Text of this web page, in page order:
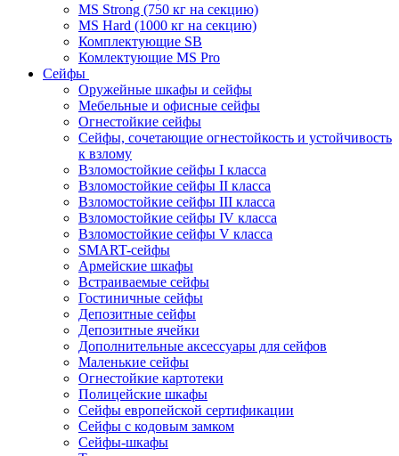
MS Strong (750 кг на секцию)
MS Hard (1000 кг на секцию)
Комплектующие SB
Комлектующие MS Pro
Сейфы
Оружейные шкафы и сейфы
Мебельные и офисные сейфы
Огнестойкие сейфы
Сейфы, сочетающие огнестойкость и устойчивость
к взлому
Взломостойкие сейфы I класса
Взломостойкие сейфы II класса
Взломостойкие сейфы III класса
Взломостойкие сейфы IV класса
Взломостойкие сейфы V класса
SMART-сейфы
Армейские шкафы
Встраиваемые сейфы
Гостиничные сейфы
Депозитные сейфы
Депозитные ячейки
Дополнительные аксессуары для сейфов
Маленькие сейфы
Огнестойкие картотеки
Полицейские шкафы
Сейфы европейской сертификации
Сейфы с кодовым замком
Сейфы-шкафы